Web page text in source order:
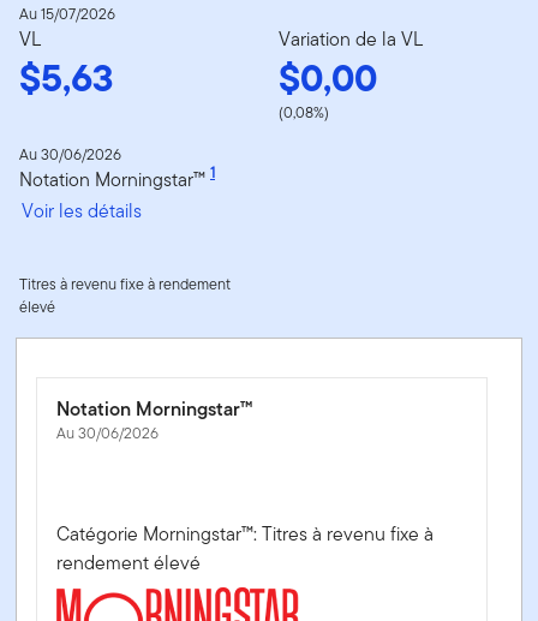
Au 15/07/2026
VL
$5,63
Variation de la VL
$0,00
(0,08%)
Au 30/06/2026
Notation Morningstar™ 1
Voir les détails
Titres à revenu fixe à rendement
élevé
Notation Morningstar™
Au 30/06/2026
Catégorie Morningstar™: Titres à revenu fixe à
rendement élevé